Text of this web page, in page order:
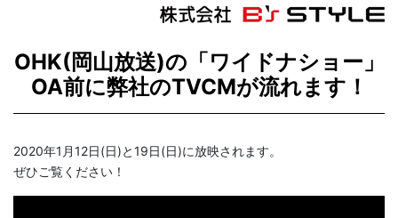
OHK(岡山放送)の「ワイドナショー」
OA前に弊社のTVCMが流れます！
2020年1月12日(日)と19日(日)に放映されます。
ぜひご覧ください！